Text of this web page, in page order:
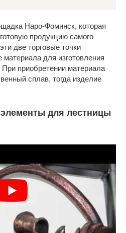
Наро-Фоминск, которая
продукцию самого
две торговые точки
для изготовления
приобретении материала
сплав, тогда изделие
для лестницы